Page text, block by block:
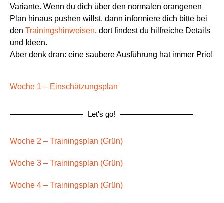
Variante. Wenn du dich über den normalen orangenen
Plan hinaus pushen willst, dann informiere dich bitte bei
den Trainingshinweisen, dort findest du hilfreiche Details
und Ideen.
Aber denk dran: eine saubere Ausführung hat immer Prio!
Woche 1 – Einschätzungsplan
Let's go!
Woche 2 – Trainingsplan (Grün)
Woche 3 – Trainingsplan (Grün)
Woche 4 – Trainingsplan (Grün)